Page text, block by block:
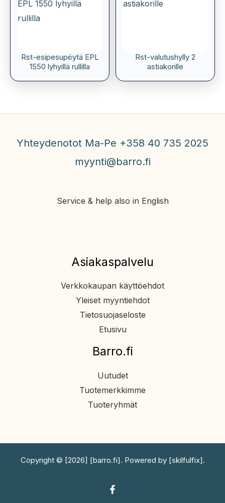
Rst-esipesupöytä EPL
1550 lyhyillä rullilla
Rst-valutushylly 2
astiakorille
Yhteydenotot Ma-Pe +358 40 735 2025
myynti@barro.fi
Service & help also in English
Asiakaspalvelu
Verkkokaupan käyttöehdot
Yleiset myyntiehdot
Tietosuojaseloste
Etusivu
Barro.fi
Uutudet
Tuotemerkkimme
Tuoteryhmät
Copyright © [2026] [barro.fi]. Powered by [skilfulfix].